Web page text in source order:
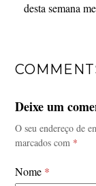
desta semana
Deixe um
O seu endereço de
marcados com *
Nome *